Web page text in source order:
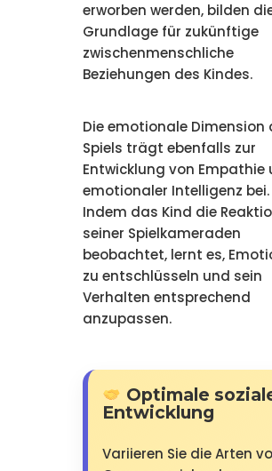
erworben werden, bilden
Grundlage für zukünftige
zwischenmenschliche
Beziehungen des Kindes.
Die emotionale Dimension
Spiels trägt ebenfalls zur
Entwicklung von Empathie
emotionaler Intelligenz bei.
Indem das Kind die
seiner Spielkameraden
beobachtet, lernt es,
zu entschlüsseln und sein
Verhalten entsprechend
anzupassen.
Optimale
Entwicklung
Variieren Sie die Arten